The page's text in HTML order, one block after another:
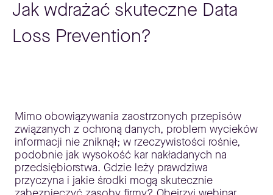
Jak wdrażać skuteczne Data
Loss Prevention?
Mimo obowiązywania zaostrzonych przepisów
związanych z ochroną danych, problem wycieków
informacji nie zniknął; w rzeczywistości rośnie,
podobnie jak wysokość kar nakładanych na
przedsiębiorstwa. Gdzie leży prawdziwa
przyczyna i jakie środki mogą skutecznie